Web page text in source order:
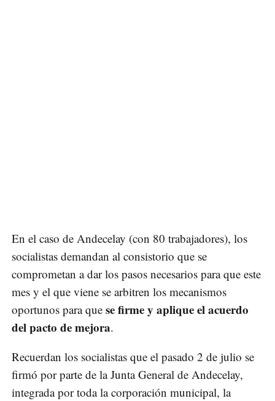
En el caso de Andecelay (con 80 trabajadores), los
socialistas demandan al consistorio que se
comprometan a dar los pasos necesarios para que este
mes y el que viene se arbitren los mecanismos
oportunos para que se firme y aplique el acuerdo
del pacto de mejora.
Recuerdan los socialistas que el pasado 2 de julio se
firmó por parte de la Junta General de Andecelay,
integrada por toda la corporación municipal, la